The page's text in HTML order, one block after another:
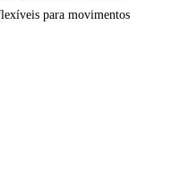
para movimentos